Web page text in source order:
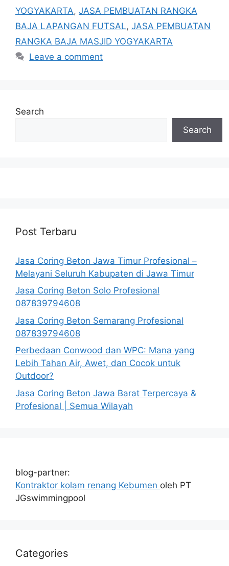
YOGYAKARTA, JASA PEMBUATAN RANGKA
BAJA LAPANGAN FUTSAL, JASA PEMBUATAN
RANGKA BAJA MASJID YOGYAKARTA
Leave a comment
Search
Search
Post Terbaru
Jasa Coring Beton Jawa Timur Profesional –
Melayani Seluruh Kabupaten di Jawa Timur
Jasa Coring Beton Solo Profesional
087839794608
Jasa Coring Beton Semarang Profesional
087839794608
Perbedaan Conwood dan WPC: Mana yang
Lebih Tahan Air, Awet, dan Cocok untuk
Outdoor?
Jasa Coring Beton Jawa Barat Terpercaya &
Profesional | Semua Wilayah
blog-partner:
Kontraktor kolam renang Kebumen oleh PT
JGswimmingpool
Categories